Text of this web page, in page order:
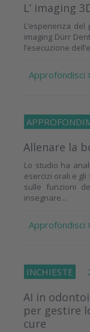
L’ imaging
L’esperienza
imaging Dürr
l’esecuzione
Approfondisci
Allenare la
Lo studio ha
esercizi orali e gli
sulle funzioni
insegnare...
Approfondisci
INCHIESTE
AI in
per gestire
cure